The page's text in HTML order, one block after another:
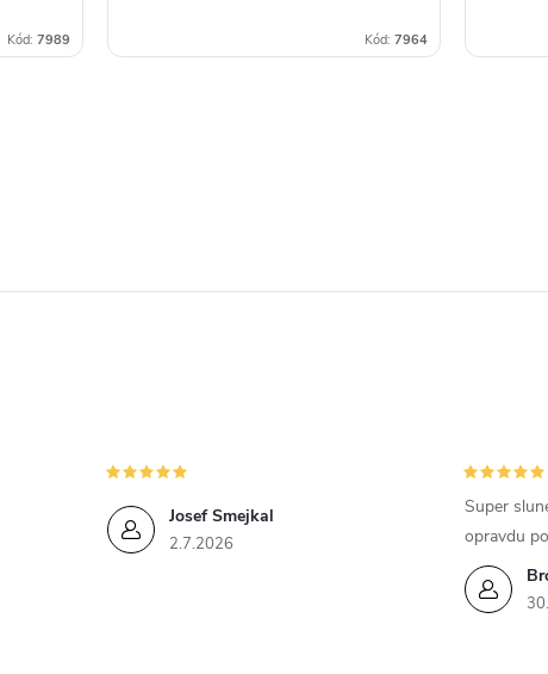
Kód: 7989 Kód: 7964
Josef Smejkal
2.7.2026
Super
opravdu